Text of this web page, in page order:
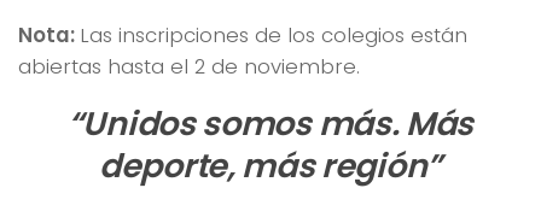
Nota: Las inscripciones de los colegios están
abiertas hasta el 2 de noviembre.
“Unidos somos más. Más
deporte, más región”